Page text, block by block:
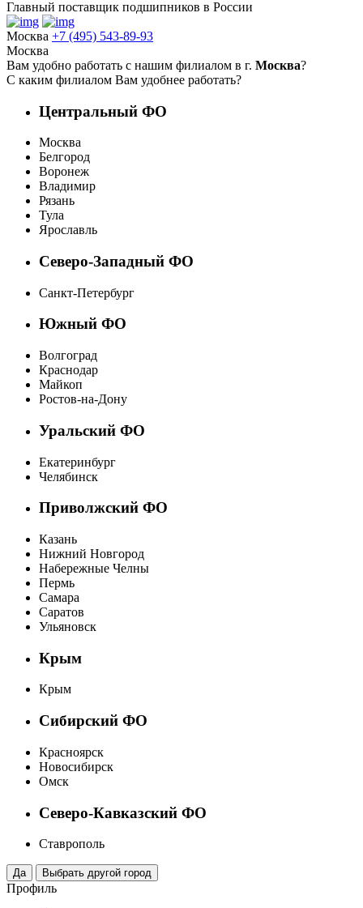
Главный поставщик подшипников в России
Москва +7 (495) 543-89-93
Москва
Вам удобно работать с нашим филиалом в г. Москва?
С каким филиалом Вам удобнее работать?
Центральный ФО
Москва
Белгород
Воронеж
Владимир
Рязань
Тула
Ярославль
Северо-Западный ФО
Санкт-Петербург
Южный ФО
Волгоград
Краснодар
Майкоп
Ростов-на-Дону
Уральский ФО
Екатеринбург
Челябинск
Приволжский ФО
Казань
Нижний Новгород
Набережные Челны
Пермь
Самара
Саратов
Ульяновск
Крым
Крым
Сибирский ФО
Красноярск
Новосибирск
Омск
Северо-Кавказский ФО
Ставрополь
Профиль